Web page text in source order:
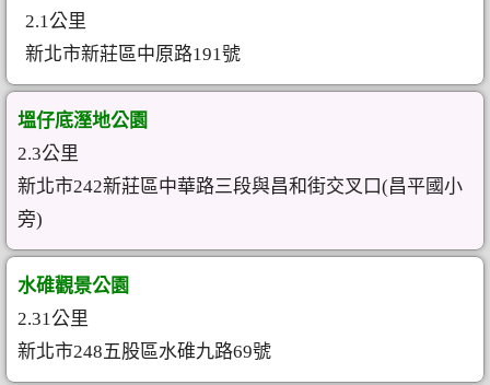
2.1公里
新北市新莊區中原路191號
塭仔底溼地公園
2.3公里
新北市242新莊區中華路三段與昌和街交叉口(昌平國小
旁)
水碓觀景公園
2.31公里
新北市248五股區水碓九路69號